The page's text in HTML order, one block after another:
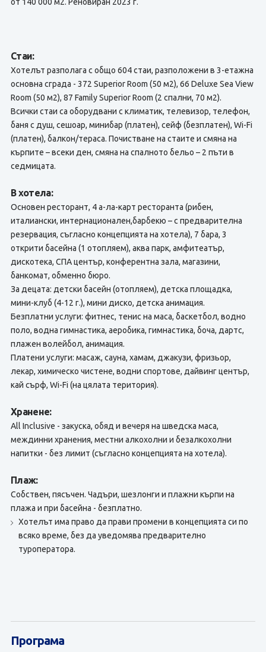
Стаи:
Хотелът разполага с общо 604 стаи, разположени в 3-етажна
основна сграда - 372 Superior Room (50 м2), 66 Deluxe Sea View
Room (50 м2), 87 Family Superior Room (2 спални, 70 м2).
Всички стаи са оборудвани с климатик, телевизор, телефон,
баня с душ, сешоар, минибар (платен), сейф (безплатен), Wi-Fi
(платен), балкон/тераса. Почистване на стаите и смяна на
кърпите – всеки ден, смяна на спалното бельо – 2 пъти в
седмицата.
В хотела:
Основен ресторант, 4 а-ла-карт ресторанта (рибен,
италиански, интернационален,барбекю – с предварителна
резервация, съгласно концепцията на хотела), 7 бара, 3
открити басейна (1 отопляем), аква парк, амфитеатър,
дискотека, СПА център, конферентна зала, магазини,
банкомат, обменно бюро.
За децата: детски басейн (отопляем), детска площадка,
мини-клуб (4-12 г.), мини диско, детска анимация.
Безплатни услуги: фитнес, тенис на маса, баскетбол, водно
поло, водна гимнастика, аеробика, гимнастика, боча, дартс,
плажен волейбол, анимация.
Платени услуги: масаж, сауна, хамам, джакузи, фризьор,
лекар, химическо чистене, водни спортове, дайвинг център,
кай сърф, Wi-Fi (на цялата територия).
Хранене:
All Inclusive - закуска, обяд и вечеря на шведска маса,
междинни хранения, местни алкохолни и безалкохолни
напитки - без лимит (съгласно концепцията на хотела).
Плаж:
Собствен, пясъчен. Чадъри, шезлонги и плажни кърпи на
плажа и при басейна - безплатно.
Хотелът има право да прави промени в концепцията си по
всяко време, без да уведомява предварително
туроператора.
Програма